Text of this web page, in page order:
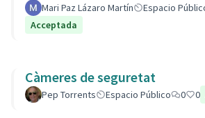
Mari Paz Lázaro Martín Espacio
Acceptada
Càmeres de seguretat
Pep Torrents Espacio Público 0 0